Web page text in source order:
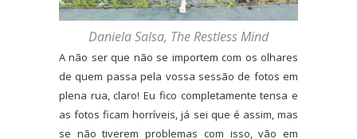
Daniela Salsa, The Restless Mind
A não ser que não se importem com os olhares
de quem passa pela vossa sessão de fotos em
plena rua, claro! Eu fico completamente tensa e
as fotos ficam horríveis, já sei que é assim, mas
se não tiverem problemas com isso, vão em